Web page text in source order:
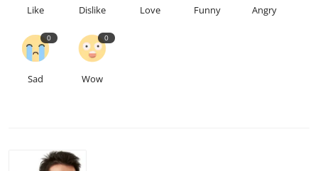
Like Dislike Love Funny Angry
0
Sad
0
Wow